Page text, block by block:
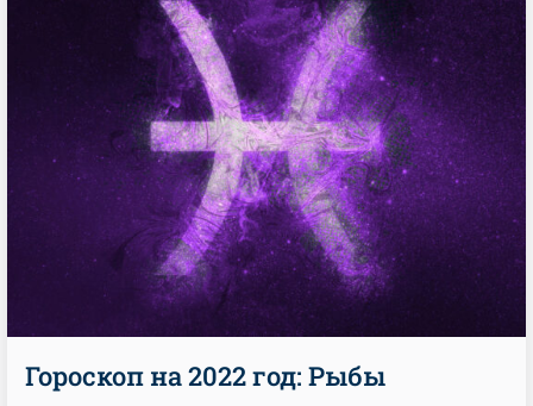
Гороскоп на 2022 год: Рыбы